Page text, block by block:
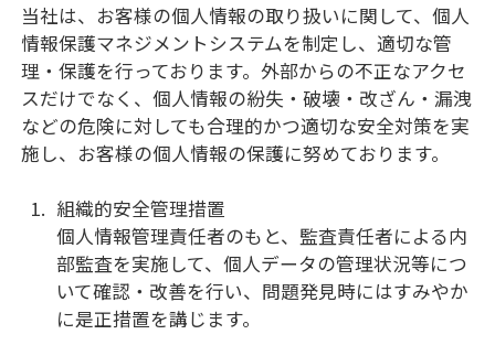
当社は、お客様の個人情報の取り扱いに関して、個人
情報保護マネジメントシステムを制定し、適切な管
理・保護を行っております。外部からの不正なアクセ
スだけでなく、個人情報の紛失・破壊・改ざん・漏洩
などの危険に対しても合理的かつ適切な安全対策を実
施し、お客様の個人情報の保護に努めております。
組織的安全管理措置
個人情報管理責任者のもと、監査責任者による内
部監査を実施して、個人データの管理状況等につ
いて確認・改善を行い、問題発見時にはすみやか
に是正措置を講じます。